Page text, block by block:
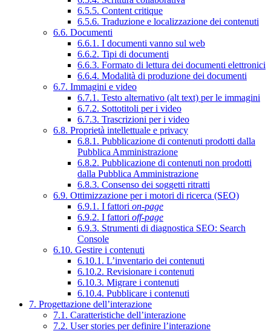
6.5.5. Content critique
6.5.6. Traduzione e localizzazione dei contenuti
6.6. Documenti
6.6.1. I documenti vanno sul web
6.6.2. Tipi di documenti
6.6.3. Formato di lettura dei documenti elettronici
6.6.4. Modalità di produzione dei documenti
6.7. Immagini e video
6.7.1. Testo alternativo (alt text) per le immagini
6.7.2. Sottotitoli per i video
6.7.3. Trascrizioni per i video
6.8. Proprietà intellettuale e privacy
6.8.1. Pubblicazione di contenuti prodotti dalla
Pubblica Amministrazione
6.8.2. Pubblicazione di contenuti non prodotti
dalla Pubblica Amministrazione
6.8.3. Consenso dei soggetti ritratti
6.9. Ottimizzazione per i motori di ricerca (SEO)
6.9.1. I fattori on-page
6.9.2. I fattori off-page
6.9.3. Strumenti di diagnostica SEO: Search
Console
6.10. Gestire i contenuti
6.10.1. L’inventario dei contenuti
6.10.2. Revisionare i contenuti
6.10.3. Migrare i contenuti
6.10.4. Pubblicare i contenuti
7. Progettazione dell’interazione
7.1. Caratteristiche dell’interazione
7.2. User stories per definire l’interazione